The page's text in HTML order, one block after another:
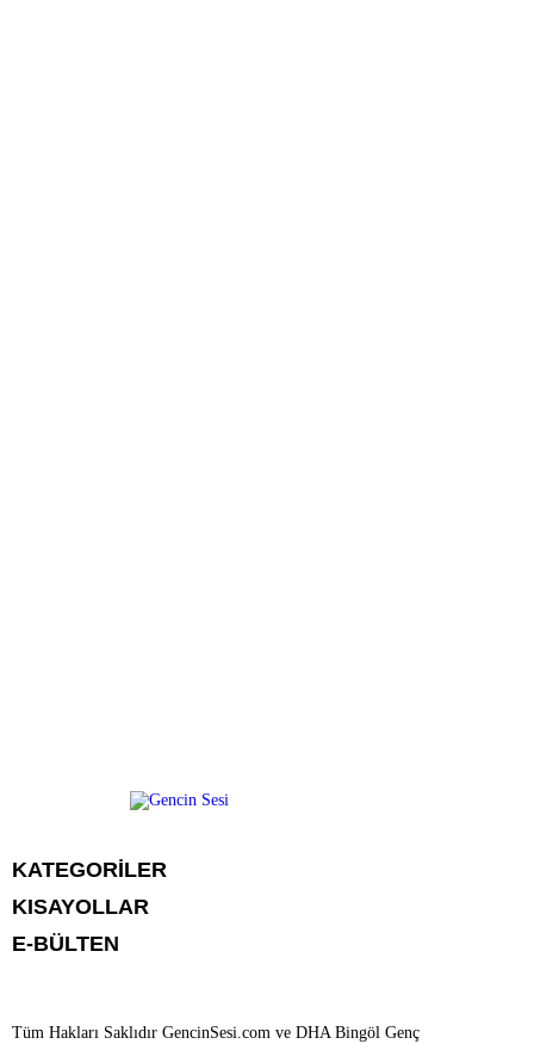
KATEGORİLER
BİNGÖL
EKONOMİ
KISAYOLLAR
HAVA DURUMU
E-BÜLTEN
Tüm Hakları Saklıdır GencinSesi.com ve DHA Bingöl Genç